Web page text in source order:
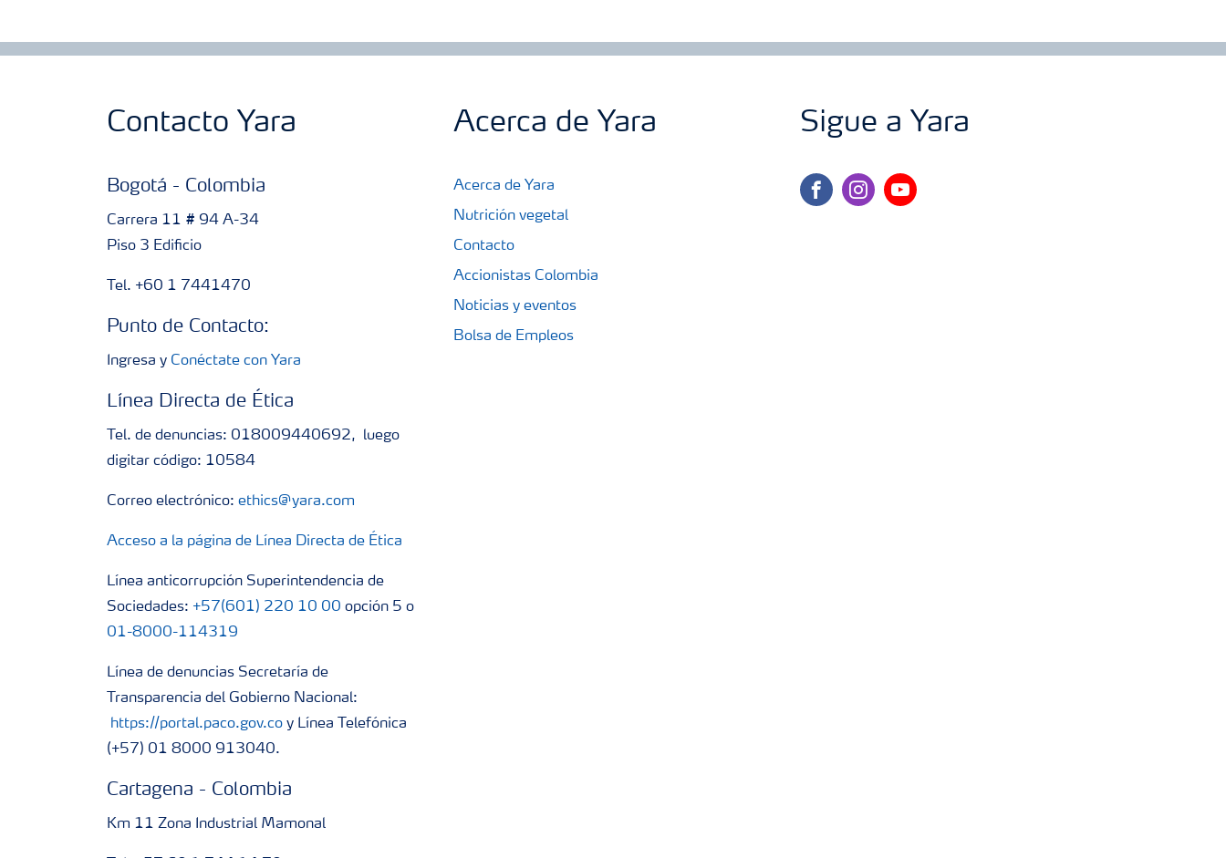
Contacto Yara
Bogotá - Colombia
Carrera 11 # 94 A-34
Piso 3 Edificio
Tel. +60 1 7441470
Punto de Contacto:
Ingresa y Conéctate con Yara
Línea Directa de Ética
Tel. de denuncias: 018009440692, luego
digitar código: 10584
Correo electrónico: ethics@yara.com
Acceso a la página de Línea Directa de Ética
Línea anticorrupción Superintendencia de
Sociedades: +57(601) 220 10 00 opción 5 o
01-8000-114319
Línea de denuncias Secretaría de
Transparencia del Gobierno Nacional:
https://portal.paco.gov.co y Línea Telefónica
(+57) 01 8000 913040.
Cartagena - Colombia
Km 11 Zona Industrial Mamonal
Acerca de Yara
Acerca de Yara
Nutrición vegetal
Contacto
Accionistas Colombia
Noticias y eventos
Bolsa de Empleos
Sigue a Yara
facebookinstagram
youtube